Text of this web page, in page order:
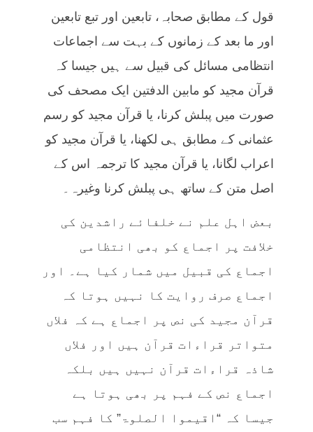
قول کے مطابق صحابہ، تابعین اور تبع تابعین
اور ما بعد کے زمانوں کے بہت سے اجماعات
انتظامی مسائل کی قبیل سے ہیں جیسا کہ
قرآن مجید کو مابین الدفتین ایک مصحف کی
صورت میں پبلش کرنا، یا قرآن مجید کو رسم
عثمانی کے مطابق ہی لکھنا، یا قرآن مجید کو
اعراب لگانا، یا قرآن مجید کا ترجمہ اس کے
اصل متن کے ساتھ ہی پبلش کرنا وغیرہ۔
بعض اہل علم نے خلفائے راشدین کی
خلافت پر اجماع کو بھی انتظامی
اجماع کی قبیل میں شمار کیا ہے۔ اور
اجماع صرف روایت کا نہیں ہوتا کہ
قرآن مجید کی نص پر اجماع ہے کہ فلاں
متواتر قراءات قرآن ہیں اور فلاں
شاذہ قراءات قرآن نہیں ہیں بلکہ
اجماع نص کے فہم پر بھی ہوتا ہے
جیسا کہ “اقیموا الصلوۃ” کا فہم سب